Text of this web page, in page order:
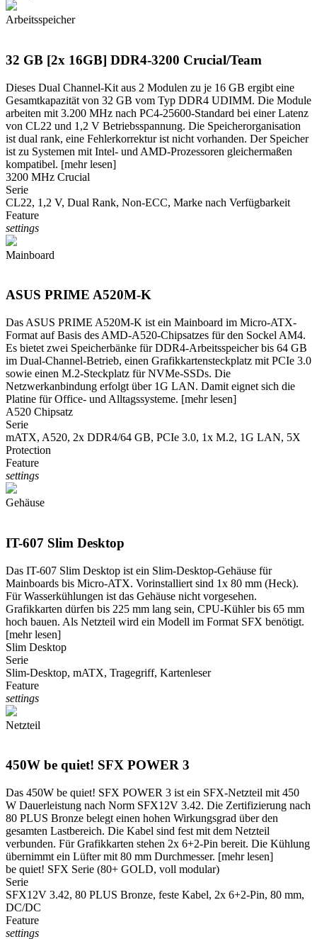
Arbeitsspeicher
32 GB [2x 16GB] DDR4-3200 Crucial/Team
Dieses Dual Channel-Kit aus 2 Modulen zu je 16 GB ergibt eine
Gesamtkapazität von 32 GB vom Typ DDR4 UDIMM. Die Module
arbeiten mit 3.200 MHz nach PC4-25600-Standard bei einer Latenz
von CL22 und 1,2 V Betriebsspannung. Die Speicherorganisation
ist dual rank, eine Fehlerkorrektur ist nicht vorhanden. Der Speicher
ist zu Systemen mit Intel- und AMD-Prozessoren gleichermaßen
kompatibel. [mehr lesen]
3200 MHz Crucial
Serie
CL22, 1,2 V, Dual Rank, Non-ECC, Marke nach Verfügbarkeit
Feature
settings
Mainboard
ASUS PRIME A520M-K
Das ASUS PRIME A520M-K ist ein Mainboard im Micro-ATX-
Format auf Basis des AMD-A520-Chipsatzes für den Sockel AM4.
Es bietet zwei Speicherbänke für DDR4-Arbeitsspeicher bis 64 GB
im Dual-Channel-Betrieb, einen Grafikkartensteckplatz mit PCIe 3.0
sowie einen M.2-Steckplatz für NVMe-SSDs. Die
Netzwerkanbindung erfolgt über 1G LAN. Damit eignet sich die
Platine für Office- und Alltagssysteme. [mehr lesen]
A520 Chipsatz
Serie
mATX, A520, 2x DDR4/64 GB, PCIe 3.0, 1x M.2, 1G LAN, 5X
Protection
Feature
settings
Gehäuse
IT-607 Slim Desktop
Das IT-607 Slim Desktop ist ein Slim-Desktop-Gehäuse für
Mainboards bis Micro-ATX. Vorinstalliert sind 1x 80 mm (Heck).
Für Wasserkühlungen ist das Gehäuse nicht vorgesehen.
Grafikkarten dürfen bis 225 mm lang sein, CPU-Kühler bis 65 mm
hoch bauen. Als Netzteil wird ein Modell im Format SFX benötigt.
[mehr lesen]
Slim Desktop
Serie
Slim-Desktop, mATX, Tragegriff, Kartenleser
Feature
settings
Netzteil
450W be quiet! SFX POWER 3
Das 450W be quiet! SFX POWER 3 ist ein SFX-Netzteil mit 450
W Dauerleistung nach Norm SFX12V 3.42. Die Zertifizierung nach
80 PLUS Bronze belegt einen hohen Wirkungsgrad über den
gesamten Lastbereich. Die Kabel sind fest mit dem Netzteil
verbunden. Für Grafikkarten stehen 2x 6+2-Pin bereit. Die Kühlung
übernimmt ein Lüfter mit 80 mm Durchmesser. [mehr lesen]
be quiet! SFX Serie (80+ GOLD, voll modular)
Serie
SFX12V 3.42, 80 PLUS Bronze, feste Kabel, 2x 6+2-Pin, 80 mm,
DC/DC
Feature
settings